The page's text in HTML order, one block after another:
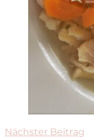
Nächster Beitrag